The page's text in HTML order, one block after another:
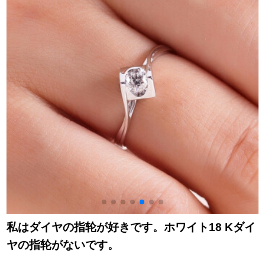
私はダイヤの指轮が好きです。ホワイト18 Kダイ
ヤの指轮がないです。